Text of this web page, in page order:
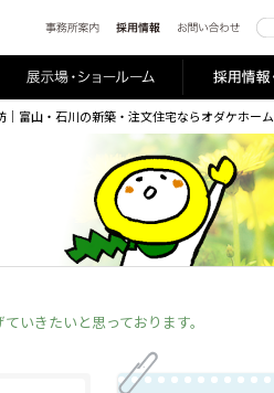
富山・石川の新築・注文住宅ならオダケホーム
いきたいと思っております。